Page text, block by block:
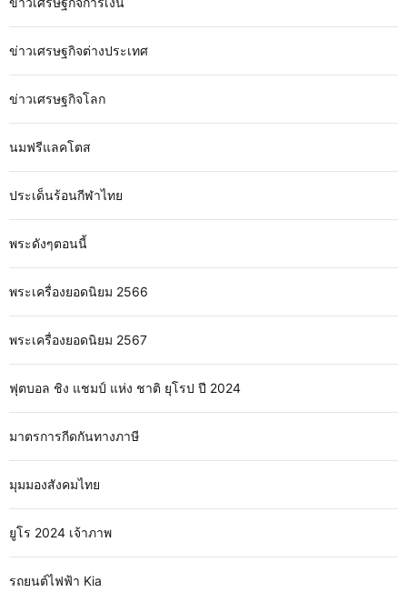
ข่าวเศรษฐกิจต่างประเทศ
ข่าวเศรษฐกิจโลก
นมฟรีแลคโตส
ประเด็นร้อนกีฬาไทย
พระดังๆตอนนี้
พระเครื่องยอดนิยม 2566
พระเครื่องยอดนิยม 2567
ฟุตบอล ชิง แชมป์ แห่ง ชาติ ยุโรป ปี 2024
มาตรการกีดกันทางภาษี
มุมมองสังคมไทย
ยูโร 2024 เจ้าภาพ
รถยนต์ไฟฟ้า Kia